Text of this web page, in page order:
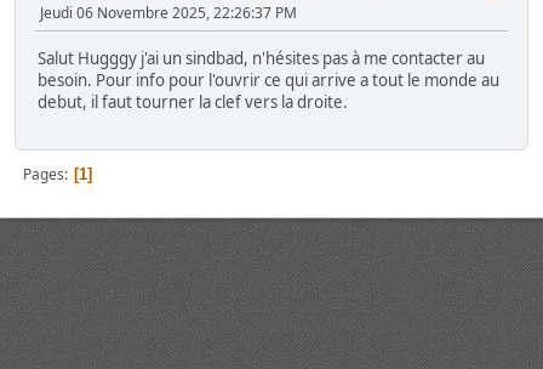
Jeudi 06 Novembre 2025, 22:26:37 PM
Salut Hugggy j'ai un sindbad, n'hésites pas à me contacter au
besoin. Pour info pour l'ouvrir ce qui arrive a tout le monde au
debut, il faut tourner la clef vers la droite.
Pages 1